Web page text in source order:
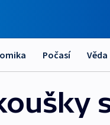
Počasí Věda